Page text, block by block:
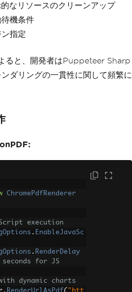
}
{
</style>
("yyyy-MM-dd"
("invoice.pdf"
. A4 ,
なリソースのクリーンアップ
機条件
指定
ると、開発者はPuppeteer Sharp
ダリングの一貫性に関して頻繁に
ChromePdfRenderer
execution
. EnableJavaSc
. RenderDelay
for JS
dynamic charts